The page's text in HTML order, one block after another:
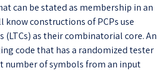
can be stated as membership in an
know constructions of PCPs use
(LTCs) as their combinatorial core. An
code that has a randomized tester
number of symbols from an input